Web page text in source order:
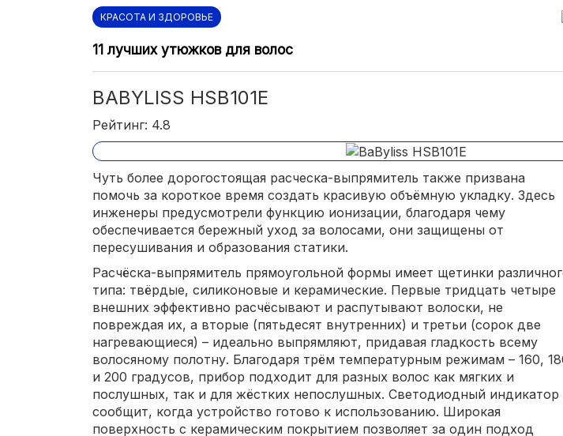
КРАСОТА И ЗДОРОВЬЕ
11 лучших утюжков для волос
BABYLISS HSB101E
Рейтинг: 4.8
Чуть более дорогостоящая расческа-выпрямитель также призвана
помочь за короткое время создать красивую объёмную укладку. Здесь
инженеры предусмотрели функцию ионизации, благодаря чему
обеспечивается бережный уход за волосами, они защищены от
пересушивания и образования статики.
Расчёска-выпрямитель прямоугольной формы имеет щетинки
типа: твёрдые, силиконовые и керамические. Первые тридцать четыре
внешних эффективно расчёсывают и распутывают волоски, не
повреждая их, а вторые (пятьдесят внутренних) и третьи (сорок две
нагревающиеся) – идеально выпрямляют, придавая гладкость всему
волосяному полотну. Благодаря трём температурным режимам – 160,
и 200 градусов, прибор подходит для разных волос как мягких и
послушных, так и для жёстких непослушных. Светодиодный индикатор
сообщит, когда устройство готово к использованию. Широкая
поверхность с керамическим покрытием позволяет за один подход